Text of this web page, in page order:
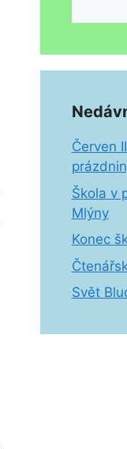
Červen
Škola v
Mlýny
Konec
Svět